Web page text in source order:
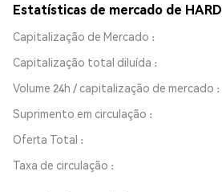
Estatísticas de mercado de HARD
Capitalização de Mercado
Capitalização total diluída
Volume 24h / capitalização de mercado
Suprimento em circulação
Oferta Total
Taxa de circulação